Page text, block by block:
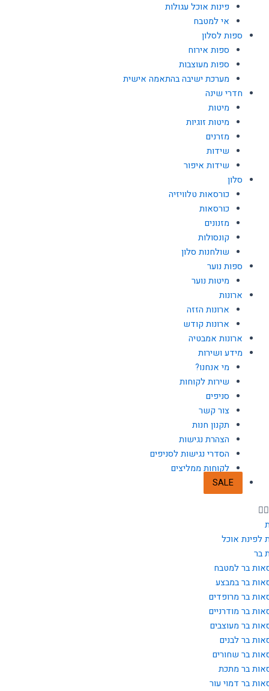
פינות אוכל עגולות
אי למטבח
ספות לסלון
ספות אירוח
ספות מעוצבות
מערכת ישיבה בהתאמה אישית
חדרי שינה
מיטות
מיטות זוגיות
מזרנים
שידות
שידות איפור
סלון
כורסאות טלוויזיה
כורסאות
מזנונים
קונסולות
שולחנות סלון
ספות נוער
מיטות נוער
ארונות
ארונות הזזה
ארונות קודש
ארונות אמבטיה
מידע ושירות
מי אנחנו?
שירות לקוחות
סניפים
צור קשר
תקנון חנות
הצהרת נגישות
הסדרי נגישות לסניפים
לקוחות ממליצים
SALE
לפינת אוכל
בר
בר למטבח
בר במבצע
בר מרופדים
בר מודרניים
בר מעוצבים
בר לבנים
בר שחורים
בר מתכת
בר דמוי עור